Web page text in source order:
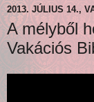
2013. JÚLIUS 14.,
A mélyből
Vakációs